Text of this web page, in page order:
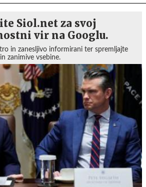
Siol.net za svoj
vir na Googlu.
in zanesljivo informirani ter spremljajte
zanimive vsebine.